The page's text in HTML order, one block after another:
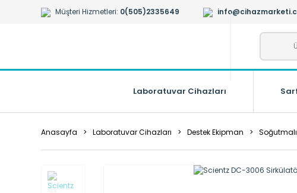
Müşteri Hizmetleri: 0(505)2335649
Laboratuvar Cihazları
Anasayfa Laboratuvar Cihazları Destek Ekipman